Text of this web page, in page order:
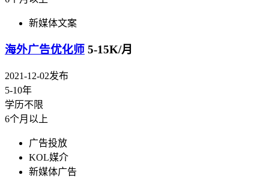
新媒体文案
海外广告优化师 5-15K/月
2021-12-02发布
5-10年
学历不限
6个月以上
广告投放
KOL媒介
新媒体广告